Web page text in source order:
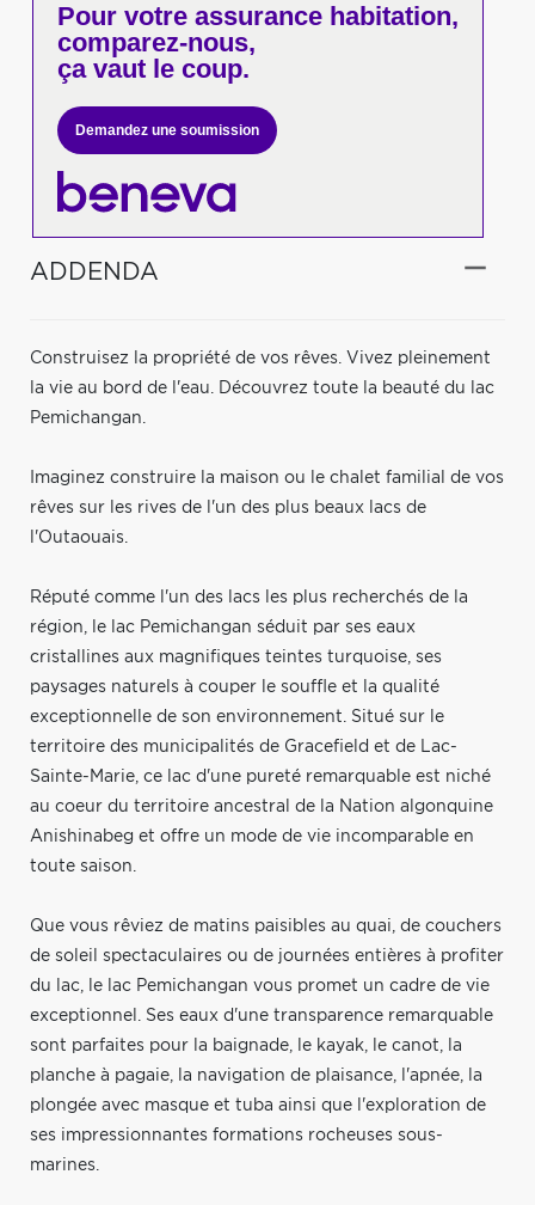
Pour votreassurance habitation,
comparez-nous,
ça vaut le coup.
Demandez une soumission
ADDENDA
Construisez la propriété de vos rêves. Vivez pleinement
la vie au bord de l'eau. Découvrez toute la beauté du lac
Pemichangan.
Imaginez construire la maison ou le chalet familial de vos
rêves sur les rives de l'un des plus beaux lacs de
l'Outaouais.
Réputé comme l'un des lacs les plus recherchés de la
région, le lac Pemichangan séduit par ses eaux
cristallines aux magnifiques teintes turquoise, ses
paysages naturels à couper le souffle et la qualité
exceptionnelle de son environnement. Situé sur le
territoire des municipalités de Gracefield et de Lac-
Sainte-Marie, ce lac d'une pureté remarquable est niché
au coeur du territoire ancestral de la Nation algonquine
Anishinabeg et offre un mode de vie incomparable en
toute saison.
Que vous rêviez de matins paisibles au quai, de couchers
de soleil spectaculaires ou de journées entières à profiter
du lac, le lac Pemichangan vous promet un cadre de vie
exceptionnel. Ses eaux d'une transparence remarquable
sont parfaites pour la baignade, le kayak, le canot, la
planche à pagaie, la navigation de plaisance, l'apnée, la
plongée avec masque et tuba ainsi que l'exploration de
ses impressionnantes formations rocheuses sous-
marines.